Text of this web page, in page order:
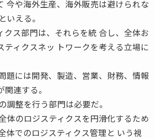
今や海外生産、海外販売は避けられな
いえる。
クス部門は、それらを統 合し、全体お
ティクスネッ トワークを考える立場に
題には開発、製造、営業、財務、情報
連する。
調整を行う部門は必要だ。
体のロジスティクスを円滑化するため
体でのロジスティクス管理と いう視